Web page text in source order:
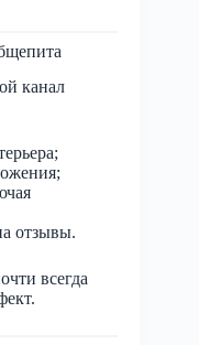
канал
отзывы.
всегда